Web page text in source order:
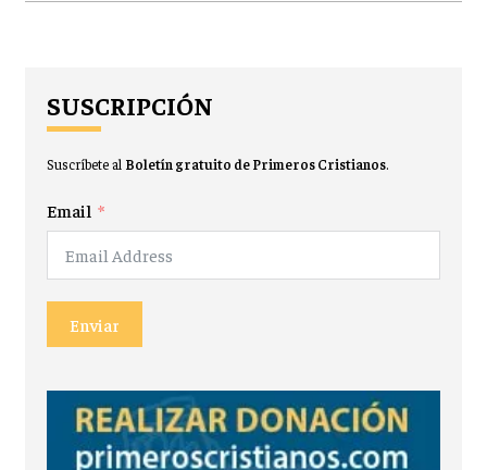
SUSCRIPCIÓN
Suscríbete al Boletín gratuito de Primeros Cristianos.
Email
Enviar